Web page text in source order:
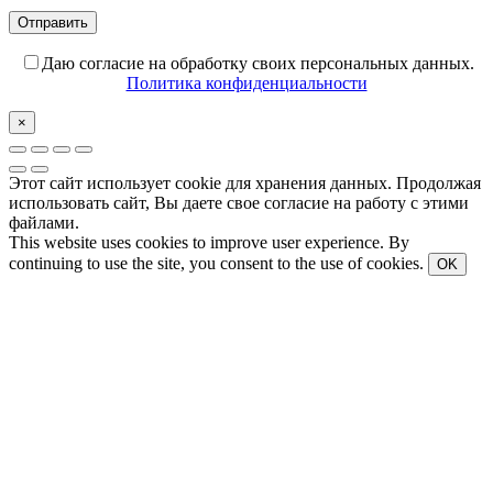
Даю согласие на обработку своих персональных данных.
Политика конфиденциальности
×
Этот сайт использует cookie для хранения данных. Продолжая
использовать сайт, Вы даете свое согласие на работу с этими
файлами.
This website uses cookies to improve user experience. By
continuing to use the site, you consent to the use of cookies.
OK